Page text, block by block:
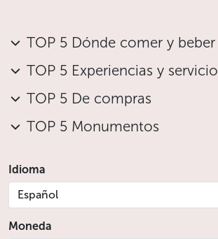
TOP 5 Dónde comer y beber
TOP 5 Experiencias y
TOP 5 De compras
TOP 5 Monumentos
Idioma
Español
Moneda